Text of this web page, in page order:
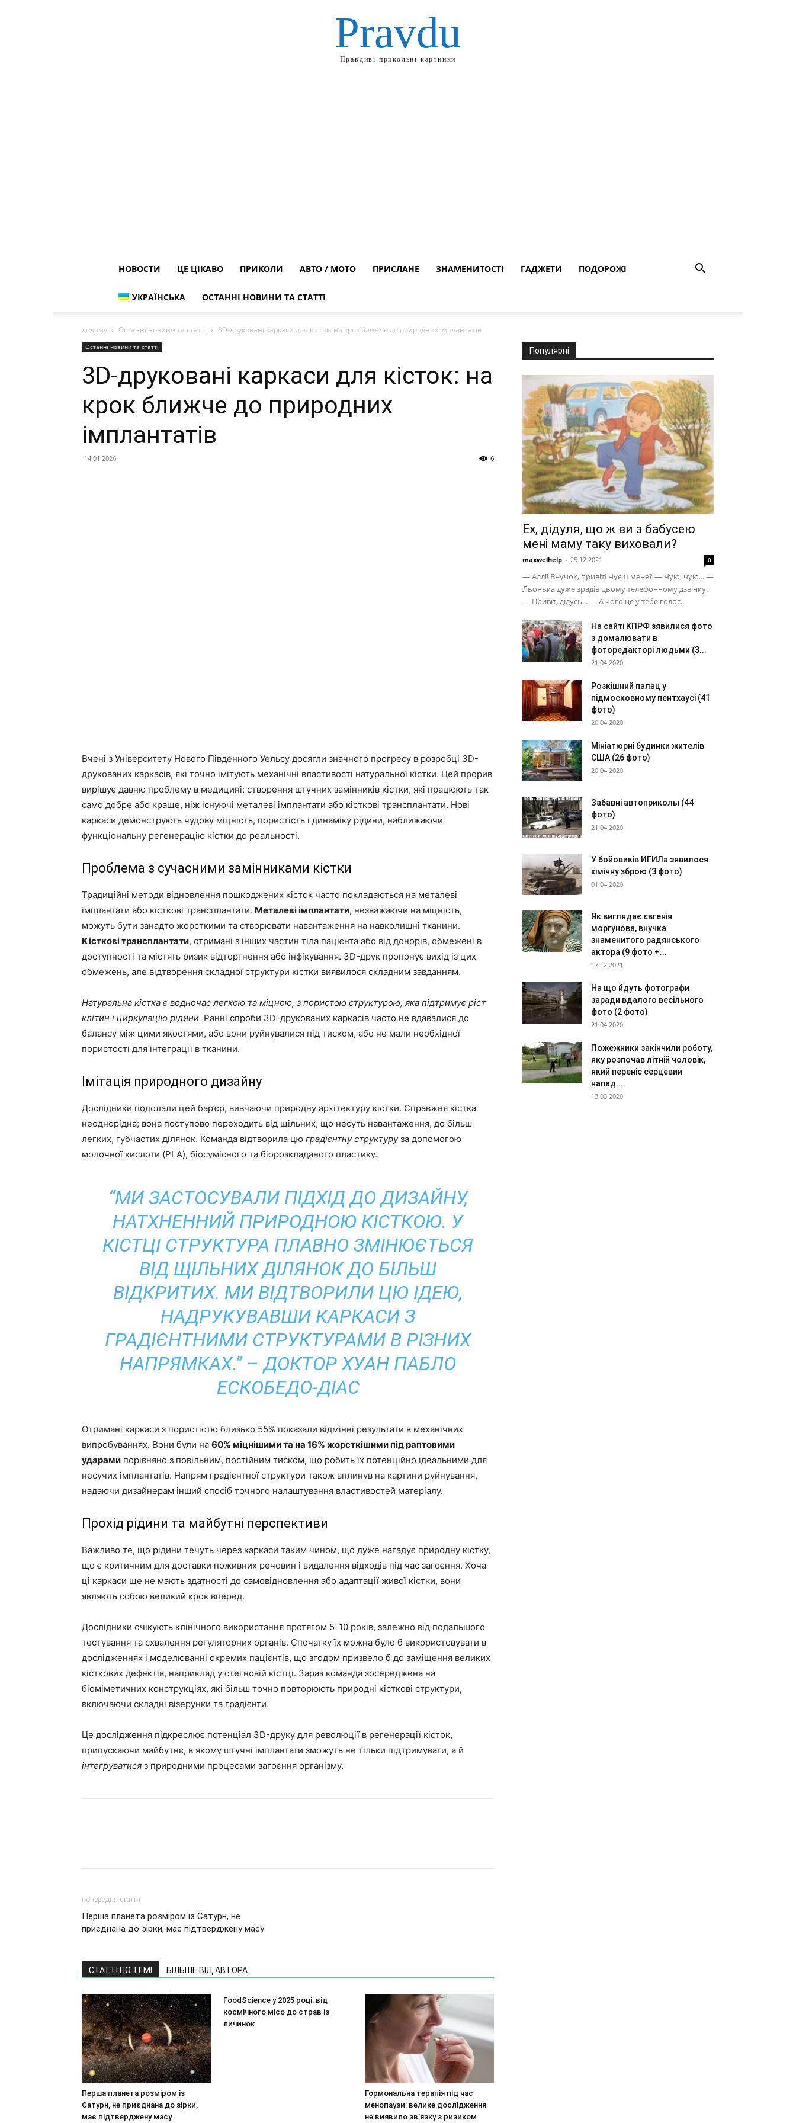
Pravdu
Правдиві прикольні картинки
НОВОСТИ ЦЕ ЦІКАВО ПРИКОЛИ АВТО / МОТО ПРИСЛАНЕ ЗНАМЕНИТОСТІ ГАДЖЕТИ ПОДОРОЖІ
УКРАЇНСЬКА ОСТАННІ НОВИНИ ТА СТАТТІ
додому Останні новини та статті 3D-друковані каркаси для кісток: на крок ближче до природних імплантатів
Останні новини та статті
3D-друковані каркаси для кісток: на
крок ближче до природних
імплантатів
14.01.2026 6
Вчені з Університету Нового Південного Уельсу досягли значного прогресу в розробці 3D-
друкованих каркасів, які точно імітують механічні властивості натуральної кістки. Цей прорив
вирішує давню проблему в медицині: створення штучних замінників кістки, які працюють так
само добре або краще, ніж існуючі металеві імплантати або кісткові трансплантати. Нові
каркаси демонструють чудову міцність, пористість і динаміку рідини, наближаючи
функціональну регенерацію кістки до реальності.
Проблема з сучасними замінниками кістки
Традиційні методи відновлення пошкоджених кісток часто покладаються на металеві
імплантати або кісткові трансплантати. Металеві імплантати, незважаючи на міцність,
можуть бути занадто жорсткими та створювати навантаження на навколишні тканини.
Кісткові трансплантати, отримані з інших частин тіла пацієнта або від донорів, обмежені в
доступності та містять ризик відторгнення або інфікування. 3D-друк пропонує вихід із цих
обмежень, але відтворення складної структури кістки виявилося складним завданням.
Натуральна кістка є водночас легкою та міцною, з пористою структурою, яка підтримує ріст
клітин і циркуляцію рідини. Ранні спроби 3D-друкованих каркасів часто не вдавалися до
балансу між цими якостями, або вони руйнувалися під тиском, або не мали необхідної
пористості для інтеграції в тканини.
Імітація природного дизайну
Дослідники подолали цей бар’єр, вивчаючи природну архітектуру кістки. Справжня кістка
неоднорідна; вона поступово переходить від щільних, що несуть навантаження, до більш
легких, губчастих ділянок. Команда відтворила цю градієнтну структуруза допомогою
молочної кислоти (PLA), біосумісного та біорозкладаного пластику.
“МИ ЗАСТОСУВАЛИ ПІДХІД ДО ДИЗАЙНУ,
НАТХНЕННИЙ ПРИРОДНОЮ КІСТКОЮ. У
КІСТЦІ СТРУКТУРА ПЛАВНО ЗМІНЮЄТЬСЯ
ВІД ЩІЛЬНИХ ДІЛЯНОК ДО БІЛЬШ
ВІДКРИТИХ. МИ ВІДТВОРИЛИ ЦЮ ІДЕЮ,
НАДРУКУВАВШИ КАРКАСИ З
ГРАДІЄНТНИМИ СТРУКТУРАМИ В РІЗНИХ
НАПРЯМКАХ.” – ДОКТОР ХУАН ПАБЛО
ЕСКОБЕДО-ДІАС
Отримані каркаси з пористістю близько 55% показали відмінні результати в механічних
випробуваннях. Вони були на 60% міцнішими та на 16% жорсткішими під раптовими
ударами порівняно з повільним, постійним тиском, що робить їх потенційно ідеальними для
несучих імплантатів. Напрям градієнтної структури також вплинув на картини руйнування,
надаючи дизайнерам інший спосіб точного налаштування властивостей матеріалу.
Прохід рідини та майбутні перспективи
Важливо те, що рідини течуть через каркаси таким чином, що дуже нагадує природну кістку,
що є критичним для доставки поживних речовин і видалення відходів під час загоєння. Хоча
ці каркаси ще не мають здатності до самовідновлення або адаптації живої кістки, вони
являють собою великий крок вперед.
Дослідники очікують клінічного використання протягом 5-10 років, залежно від подальшого
тестування та схвалення регуляторних органів. Спочатку їх можна було б використовувати в
дослідженнях і моделюванні окремих пацієнтів, що згодом призвело б до заміщення великих
кісткових дефектів, наприклад у стегновій кістці. Зараз команда зосереджена на
біоміметичних конструкціях, які більш точно повторюють природні кісткові структури,
включаючи складні візерунки та градієнти.
Це дослідження підкреслює потенціал 3D-друку для революції в регенерації кісток,
припускаючи майбутнє, в якому штучні імплантати зможуть не тільки підтримувати, а й
інтегруватися з природними процесами загоєння організму.
попередня стаття
Перша планета розміром із Сатурн, не
приєднана до зірки, має підтверджену масу
СТАТТІ ПО ТЕМІ БІЛЬШЕ ВІД АВТОРА
Перша планета розміром із
Сатурн, не приєднана до зірки,
має підтверджену масу
FoodScience у 2025 році: від
космічного місо до страв із
личинок
Гормональна терапія під час
менопаузи: велике дослідження
не виявило зв’язку з ризиком
Популярні
Ех, дідуля, що ж ви з бабусею
мені маму таку виховали?
maxwelhelp - 25.12.2021 0
— Аллі! Внучок, привіт! Чуєш мене? — Чую, чую... —
Льонька дуже зрадів цьому телефонному дзвінку.
— Привіт, дідусь... — А чого це у тебе голос...
На сайті КПРФ зявилися фото
з домалювати в
фоторедакторі людьми (3...
21.04.2020
Розкішний палац у
підмосковному пентхаусі (41
фото)
20.04.2020
Мініатюрні будинки жителів
США (26 фото)
20.04.2020
Забавні автоприколы (44
фото)
21.04.2020
У бойовиків ИГИЛа зявилося
хімічну зброю (3 фото)
01.04.2020
Як виглядає євгенія
моргунова, внучка
знаменитого радянського
актора (9 фото +...
17.12.2021
На що йдуть фотографи
заради вдалого весільного
фото (2 фото)
21.04.2020
Пожежники закінчили роботу,
яку розпочав літній чоловік,
який переніс серцевий
напад...
13.03.2020